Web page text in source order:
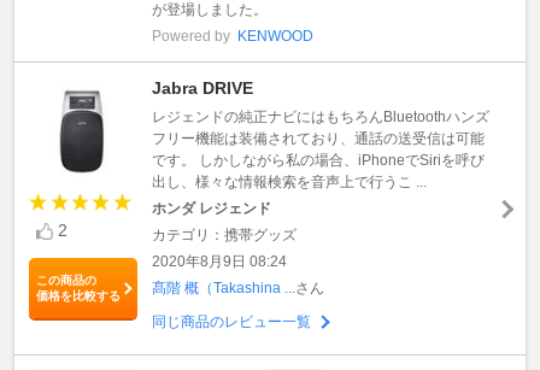
が登場しました。
Powered by KENWOOD
2
この商品の
価格を比較する
Jabra DRIVE
レジェンドの純正ナビにはもちろんBluetoothハンズ
フリー機能は装備されており、通話の送受信は可能
です。 しかしながら私の場合、iPhoneでSiriを呼び
出し、様々な情報検索を音声上で行うこ ...
ホンダ レジェンド
カテゴリ：携帯グッズ
2020年8月9日 08:24
髙階 概（Takashina ...さん
同じ商品のレビュー一覧